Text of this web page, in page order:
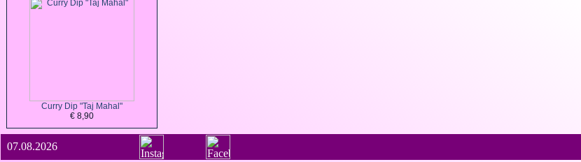
Curry Dip "Taj Mahal"
€ 8,90
07.08.2026